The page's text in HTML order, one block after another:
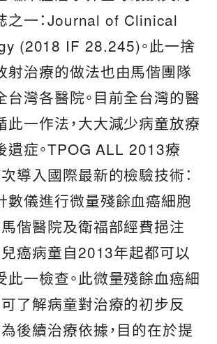
之一：Journal of Clinical
(2018 IF 28.245)。此一捨
射治療的做法也由馬偕團隊
台灣各醫院。目前全台灣的醫
此一作法，大大減少病童放療
遺症。TPOG ALL 2013療
導入國際最新的檢驗技術：
數儀進行微量殘餘血癌細胞
馬偕醫院及衛福部經費挹注
兒癌病童自2013年起都可以
此一檢查。此微量殘餘血癌細
可了解病童對治療的初步反
為後續治療依據，目的在於提